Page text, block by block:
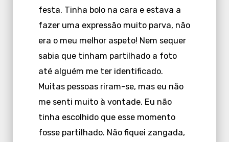
festa. Tinha bolo na cara e estava a
fazer uma expressão muito parva, não
era o meu melhor aspeto! Nem sequer
sabia que tinham partilhado a foto
até alguém me ter identificado.
Muitas pessoas riram-se, mas eu não
me senti muito à vontade. Eu não
tinha escolhido que esse momento
fosse partilhado. Não fiquei zangada,